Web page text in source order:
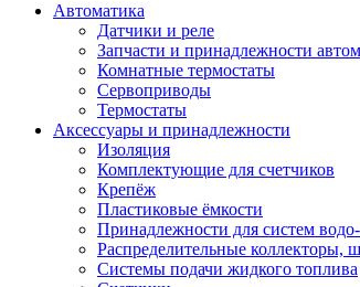
Автоматика
Датчики и реле
Запчасти и принадлежности
Комнатные термостаты
Сервоприводы
Термостаты
Аксессуары и принадлежности
Изоляция
Комплектующие для счетчиков
Крепёж
Пластиковые ёмкости
Принадлежности для систем
Распределительные коллекторы,
Системы подачи жидкого топлива